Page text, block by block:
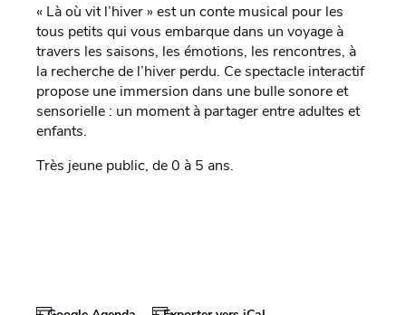
« Là où vit l’hiver » est un conte musical pour les
tous petits qui vous embarque dans un voyage à
travers les saisons, les émotions, les rencontres, à
la recherche de l’hiver perdu. Ce spectacle interactif
propose une immersion dans une bulle sonore et
sensorielle : un moment à partager entre adultes et
enfants.
Très jeune public, de 0 à 5 ans.